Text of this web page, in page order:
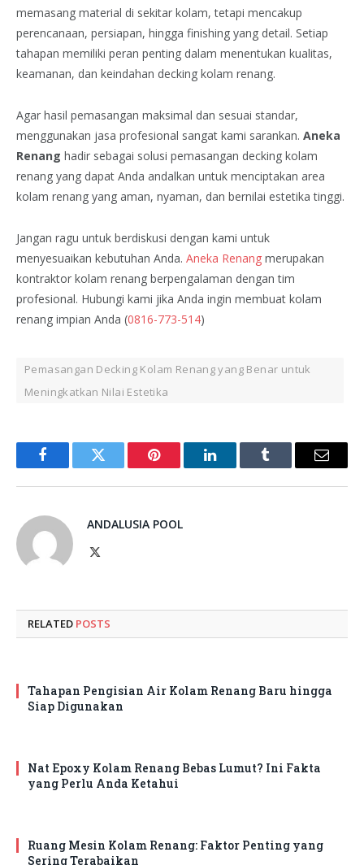
memasang material di sekitar kolam, tetapi mencakup
perencanaan, persiapan, hingga finishing yang detail. Setiap
tahapan memiliki peran penting dalam menentukan kualitas,
keamanan, dan keindahan decking kolam renang.
Agar hasil pemasangan maksimal dan sesuai standar,
menggunakan jasa profesional sangat kami sarankan. Aneka
Renang hadir sebagai solusi pemasangan decking kolam
renang yang dapat Anda andalkan untuk menciptakan area
kolam renang yang aman, nyaman, dan bernilai estetika tinggi.
Jangan ragu untuk berdiskusi dengan kami untuk
menyesuaikan kebutuhan Anda. Aneka Renang merupakan
kontraktor kolam renang berpengalaman dengan tim
profesional. Hubungi kami jika Anda ingin membuat kolam
renang impian Anda (0816-773-514)
Pemasangan Decking Kolam Renang yang Benar untuk
Meningkatkan Nilai Estetika
FacebookTwitter Pinterest LinkedInTumblr Email
ANDALUSIA POOL
RELATED POSTS
Tahapan Pengisian Air Kolam Renang Baru hingga
Siap Digunakan
Nat Epoxy Kolam Renang Bebas Lumut? Ini Fakta
yang Perlu Anda Ketahui
Ruang Mesin Kolam Renang: Faktor Penting yang
Sering Terabaikan